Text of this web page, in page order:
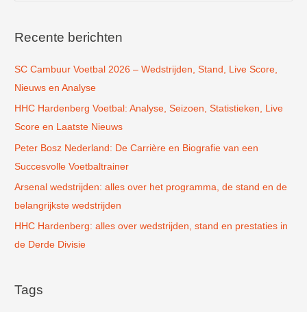
k
a
a
r
:
Recente berichten
SC Cambuur Voetbal 2026 – Wedstrijden, Stand, Live Score,
Nieuws en Analyse
HHC Hardenberg Voetbal: Analyse, Seizoen, Statistieken, Live
Score en Laatste Nieuws
Peter Bosz Nederland: De Carrière en Biografie van een
Succesvolle Voetbaltrainer
Arsenal wedstrijden: alles over het programma, de stand en de
belangrijkste wedstrijden
HHC Hardenberg: alles over wedstrijden, stand en prestaties in
de Derde Divisie
Tags